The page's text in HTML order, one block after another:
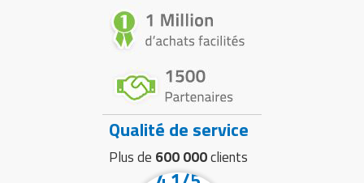
Qualité de service
Plus de 600 000clients